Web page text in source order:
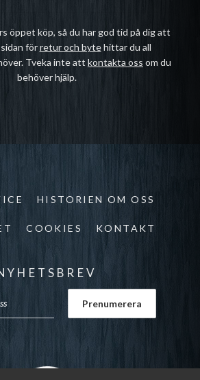
öppet köp, så du har god tid på dig att
förretur och bytehittar du all
Tveka inte att kontakta oss om du
behöver hjälp.
HISTORIEN OM OSS
COOKIES KONTAKT